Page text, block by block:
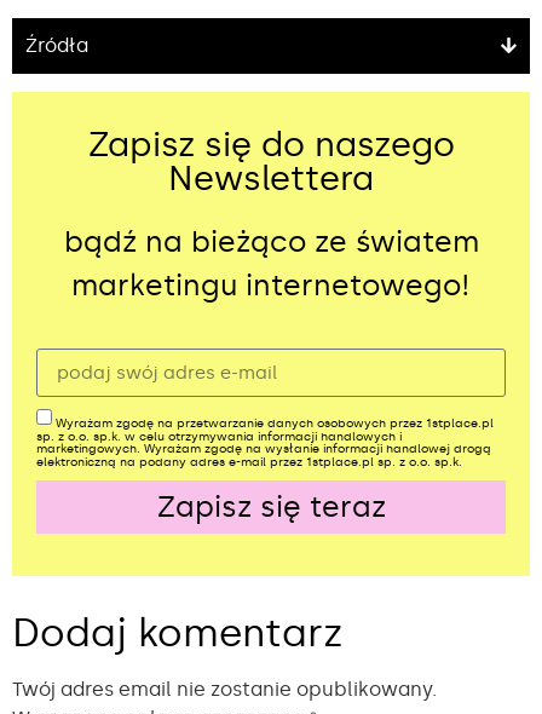
Źródła
Zapisz się do naszego
Newslettera
bądź na bieżąco ze światem
marketingu internetowego!
Wyrażam zgodę na przetwarzanie danych osobowych przez 1stplace.pl
sp. z o.o. sp.k. w celu otrzymywania informacji handlowych i
marketingowych. Wyrażam zgodę na wysłanie informacji handlowej drogą
elektroniczną na podany adres e-mail przez 1stplace.pl sp. z o.o. sp.k.
Zapisz się teraz
Dodaj komentarz
Twój adres email nie zostanie opublikowany.